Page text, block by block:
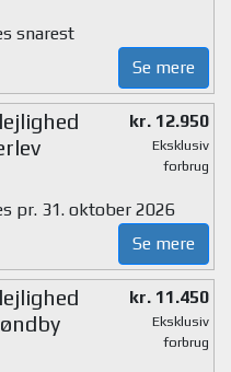
snarest
Se mere
kr. 12.950
Eksklusiv
forbrug
pr. 31. oktober 2026
Se mere
kr. 11.450
Eksklusiv
forbrug